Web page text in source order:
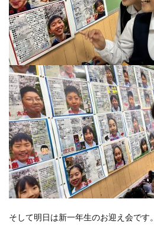
そして明日は新一年生のお迎え会です。